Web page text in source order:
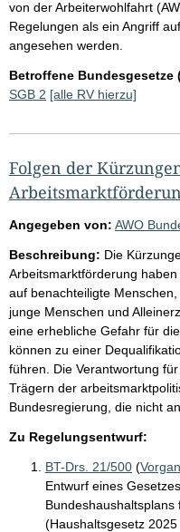
von der Arbeiterwohlfahrt
Regelungen als ein Angriff
angesehen werden.
Betroffene Bundesgesetze
SGB 2 [alle RV hierzu]
Folgen der
Angegeben von: AWO
Beschreibung: Die
Arbeitsmarktförderung
auf benachteiligte
junge Menschen und
eine erhebliche Gefahr für
können zu einer
führen. Die Verantwortung
Trägern der
Bundesregierung, die nicht
Zu Regelungsentwurf:
BT-Drs. 21/500 (
Entwurf eines
(Haushaltsgesetz